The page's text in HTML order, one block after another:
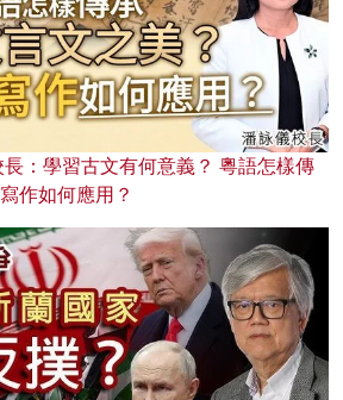
：學習古文有何意義？ 粵語怎樣傳
作如何應用？